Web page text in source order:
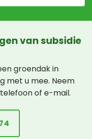
van subsidie
groendak in
met u mee. Neem
of e-mail.